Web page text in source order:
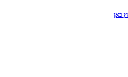
כאן